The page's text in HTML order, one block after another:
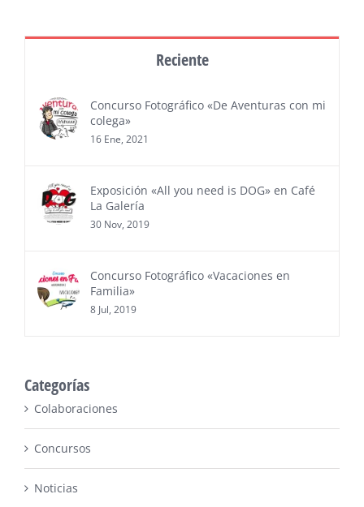
Reciente
Concurso Fotográfico «De Aventuras con mi
colega»
16 Ene, 2021
Exposición «All you need is DOG» en Café
La Galería
30 Nov, 2019
Concurso Fotográfico «Vacaciones en
Familia»
8 Jul, 2019
Categorías
Colaboraciones
Concursos
Noticias